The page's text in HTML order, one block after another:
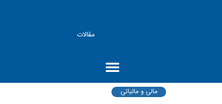
مقالات
مالی و مالیاتی